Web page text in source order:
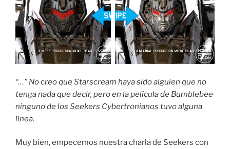
“…” No creo que Starscream haya sido alguien que no
tenga nada que decir, pero en la película de Bumblebee
ninguno de los Seekers Cybertronianos tuvo alguna
línea.
Muy bien, empecemos nuestra charla de Seekers con